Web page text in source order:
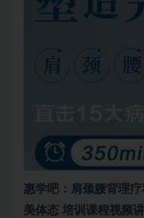
惠学吧：肩颈腰背理
美体态 培训课程视频